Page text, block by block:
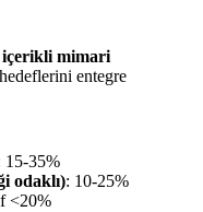
mimari
entegre
15-35%
odaklı): 10-25%
<20%